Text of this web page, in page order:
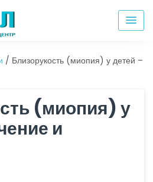
/ Близорукость (миопия) у детей –
(миопия) у
и